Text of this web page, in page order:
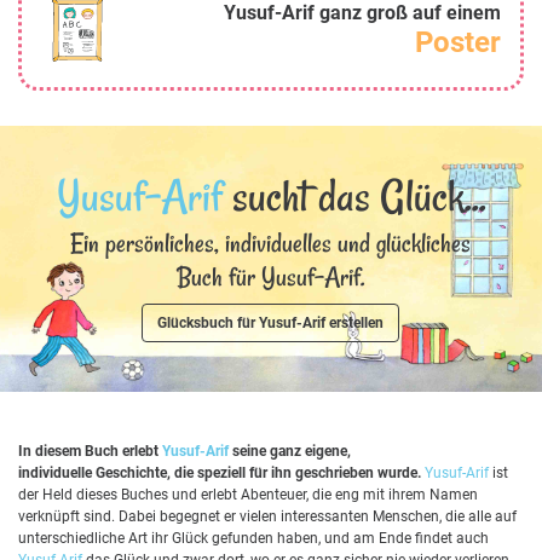
Yusuf-Arif ganz groß auf einem
Poster
Yusuf-Arifsucht das Glück...
Ein persönliches, individuelles und glückliches
Buch für Yusuf-Arif.
Glücksbuch für Yusuf-Arif erstellen
In diesem Buch erlebt Yusuf-Arifseine ganz eigene,
individuelle Geschichte, die speziell für ihn geschrieben wurde. Yusuf-Arif ist
der Held dieses Buches und erlebt Abenteuer, die eng mit ihrem Namen
verknüpft sind. Dabei begegnet er vielen interessanten Menschen, die alle auf
unterschiedliche Art ihr Glück gefunden haben, und am Ende findet auch